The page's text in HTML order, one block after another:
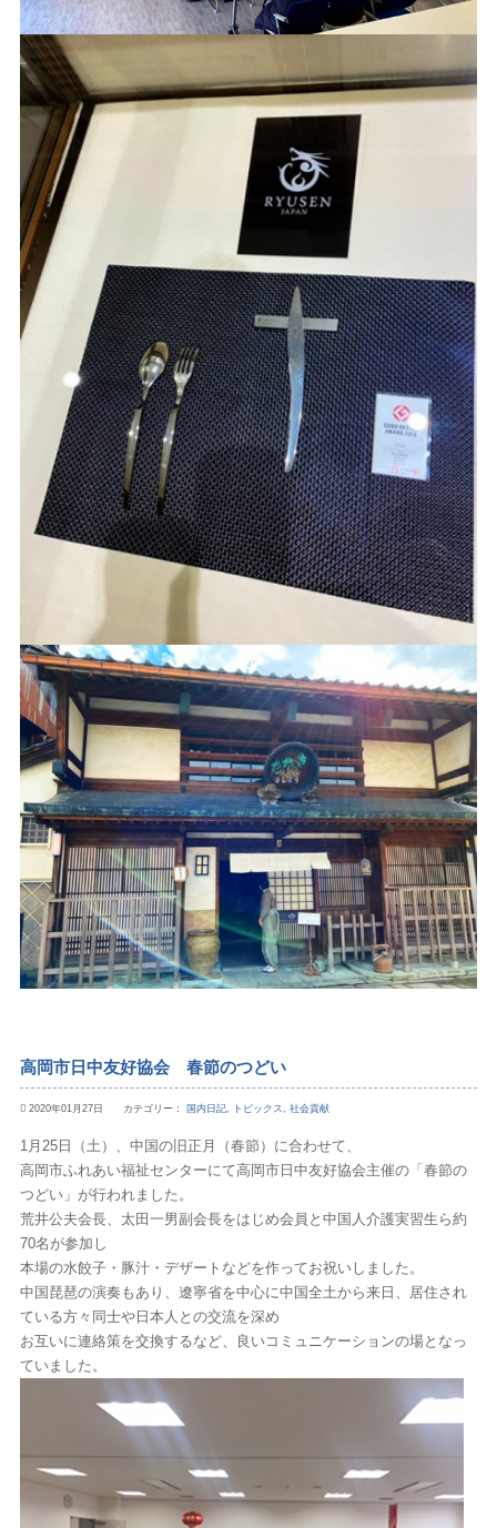
高岡市日中友好協会 春節のつどい
2020年01月27日 カテゴリー： 国内日記 トピックス 社会貢献
1月25日（土）、中国の旧正月（春節）に合わせて、
高岡市ふれあい福祉センターにて高岡市日中友好協会主催の「春節の
つどい」が行われました。
荒井公夫会長、太田一男副会長をはじめ会員と中国人介護実習生ら約
70名が参加し
本場の水餃子・豚汁・デザートなどを作ってお祝いしました。
中国琵琶の演奏もあり、遼寧省を中心に中国全土から来日、居住され
ている方々同士や日本人との交流を深め
お互いに連絡策を交換するなど、良いコミュニケーションの場となっ
ていました。